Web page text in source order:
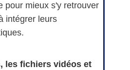
pour mieux s'y retrouver
intégrer leurs
les fichiers vidéos et